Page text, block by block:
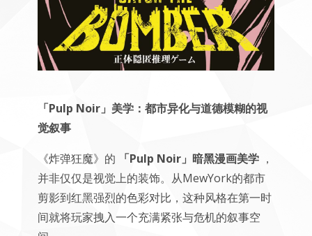
「Pulp Noir」美学：都市异化与道德模糊的视
觉叙事
《炸弹狂魔》的
「Pulp Noir」暗黑漫画美学，
并非仅仅是视觉上的装饰。从MewYork的都市
剪影到红黑强烈的色彩对比，这种风格在第一时
间就将玩家拽入一个充满紧张与危机的叙事空